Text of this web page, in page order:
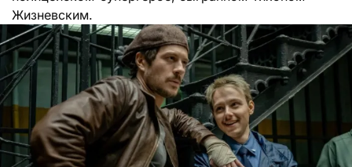
Жизневским.